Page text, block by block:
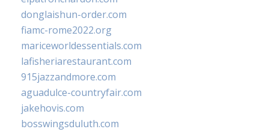
donglaishun-order.com
fiamc-rome2022.org
mariceworldessentials.com
lafisheriarestaurant.com
915jazzandmore.com
aguadulce-countryfair.com
jakehovis.com
bosswingsduluth.com